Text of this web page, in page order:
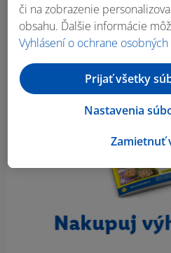
či na zobrazenie
obsahu. Ďalšie informácie
Vyhlásení o ochrane
Zamietnuť
Nastavenia
Prijať všetky